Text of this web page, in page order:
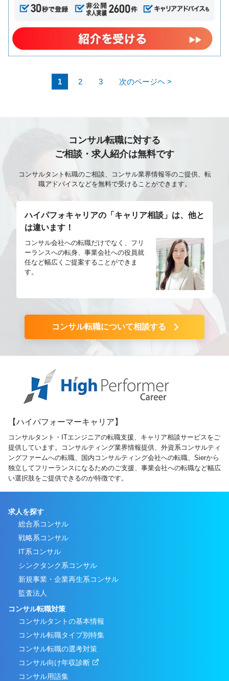
修正、最適化 武器・装備の取付／挙動確認 ▼ 実装／
ゴン最適化 UV展開、テクスチャ最適化 モバイル／ハ
イエンド双方の制約を意識したモデル制作 ▼ 上流工
落とし込み コンセプトアートからの3D化提案 アート
ディレクターとの方向性すり合わせ 外注管理（品質管
1 2 3 次のページヘ >
コンサル転職に対する
ご相談・求人紹介は無料です
コンサルタント転職のご相談、コンサル業界情報等のご提供、転
職アドバイスなどを無料で受けることができます。
コンサル転職について相談する
ハイパフォキャリアの「キャリア相談」は、他と
は違います！
コンサル会社への転職だけでなく、フリ
ーランスへの転身、事業会社への役員就
任など幅広くご提案することができま
す。
【ハイパフォーマーキャリア】
コンサルタント・ITエンジニアの転職支援、キャリア相談サービスをご
提供しています。コンサルティング業界情報提供、外資系コンサルティ
ングファームへの転職、国内コンサルティング会社への転職、Sierから
独立してフリーランスになるためのご支援、事業会社への転職など幅広
い選択肢をご提供できるのが特徴です。
求人を探す
総合系コンサル
戦略系コンサル
IT系コンサル
シンクタンク系コンサル
新規事業・企業再生系コンサル
監査法人
コンサル転職対策
コンサルタントの基本情報
コンサル転職タイプ別特集
コンサル転職の選考対策
コンサル向け年収診断
コンサル用語集